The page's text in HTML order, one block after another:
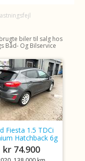
biler til salg hos
Båd- Og Bilservice
Fiesta 1.5 TDCi
Hatchback 6g
kr 74.900